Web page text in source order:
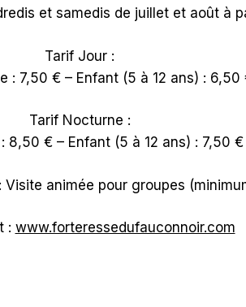
et samedis de juillet et août à
Tarif Jour :
: 7,50 € – Enfant (5 à 12 ans) : 6,50
Tarif Nocturne :
8,50 € – Enfant (5 à 12 ans) : 7,50
Visite animée pour groupes
: www.forteressedufauconnoir.com